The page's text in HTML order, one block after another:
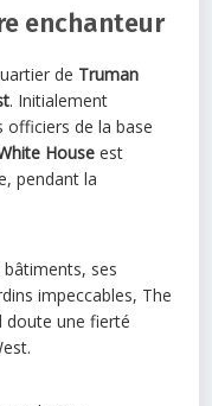
enchanteur
de Truman
. Initialement
de la base
House est
pendant la
bâtiments, ses
impeccables, The
doute une fierté